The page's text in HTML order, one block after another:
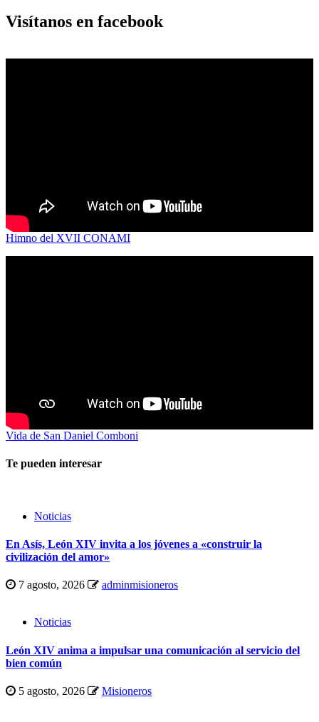
Visítanos en facebook
Himno del XVII CONAMI
Vida de San Daniel Comboni
Te pueden interesar
Noticias
En Asís, León XIV invita a los jóvenes a «construir la
civilización del amor»
7 agosto, 2026 adminmisioneros
Noticias
León XIV anima a impulsar una comunicación al servicio del
bien común
5 agosto, 2026 Misioneros